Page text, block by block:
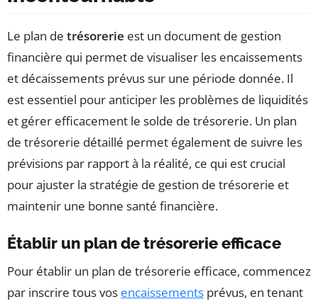
Le plan de trésorerie est un document de gestion
financière qui permet de visualiser les encaissements
et décaissements prévus sur une période donnée. Il
est essentiel pour anticiper les problèmes de liquidités
et gérer efficacement le solde de trésorerie. Un plan
de trésorerie détaillé permet également de suivre les
prévisions par rapport à la réalité, ce qui est crucial
pour ajuster la stratégie de gestion de trésorerie et
maintenir une bonne santé financière.
Établir un plan de trésorerie efficace
Pour établir un plan de trésorerie efficace, commencez
par inscrire tous vos encaissements prévus, en tenant